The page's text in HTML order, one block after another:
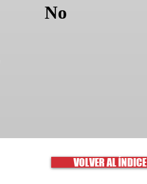
No
VOLVER AL ÍNDICE